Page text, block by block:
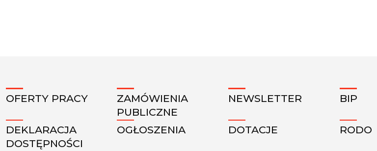
OFERTY PRACY
DEKLARACJA
DOSTĘPNOŚCI
ZAMÓWIENIA
PUBLICZNE
OGŁOSZENIA
NEWSLETTER
DOTACJE
BIP
RODO